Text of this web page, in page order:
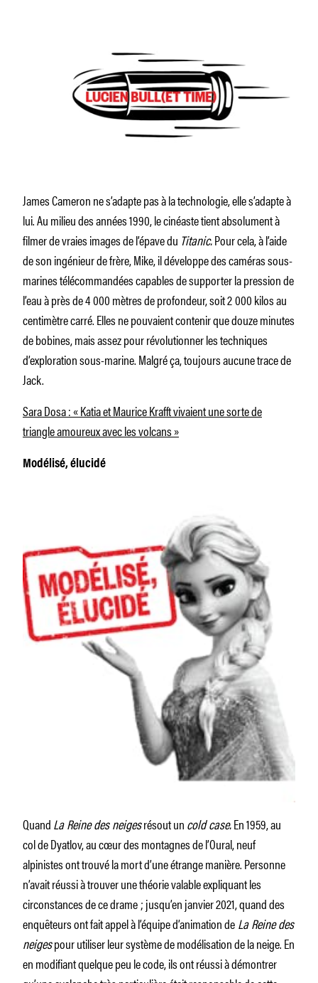
James Cameron ne s’adapte pas à la technologie, elle s’adapte à
lui. Au milieu des années 1990, le cinéaste tient absolument à
filmer de vraies images de l’épave du Titanic.Pour cela, à l’aide
de son ingénieur de frère, Mike, il développe des caméras sous-
marines télécommandées capables de supporter la pression de
l’eau à près de 4 000 mètres de profondeur, soit 2 000 kilos au
centimètre carré. Elles ne pouvaient contenir que douze minutes
de bobines, mais assez pour révolutionner les techniques
d’exploration sous-marine. Malgré ça, toujours aucune trace de
Jack.
Sara Dosa : « Katia et Maurice Krafft vivaient une sorte de
triangle amoureux avec les volcans »
Modélisé, élucidé
QuandLa Reine des neigesrésout uncold case.En 1959, au
col de Dyatlov, au cœur des montagnes de l’Oural, neuf
alpinistes ont trouvé la mort d’une étrange manière. Personne
n’avait réussi à trouver une théorie valable expliquant les
circonstances de ce drame ; jusqu’en janvier 2021, quand des
enquêteurs ont fait appel à l’équipe d’animation deLa Reine des
neigespour utiliser leur système de modélisation de la neige. En
en modifiant quelque peu le code, ils ont réussi à démontrer